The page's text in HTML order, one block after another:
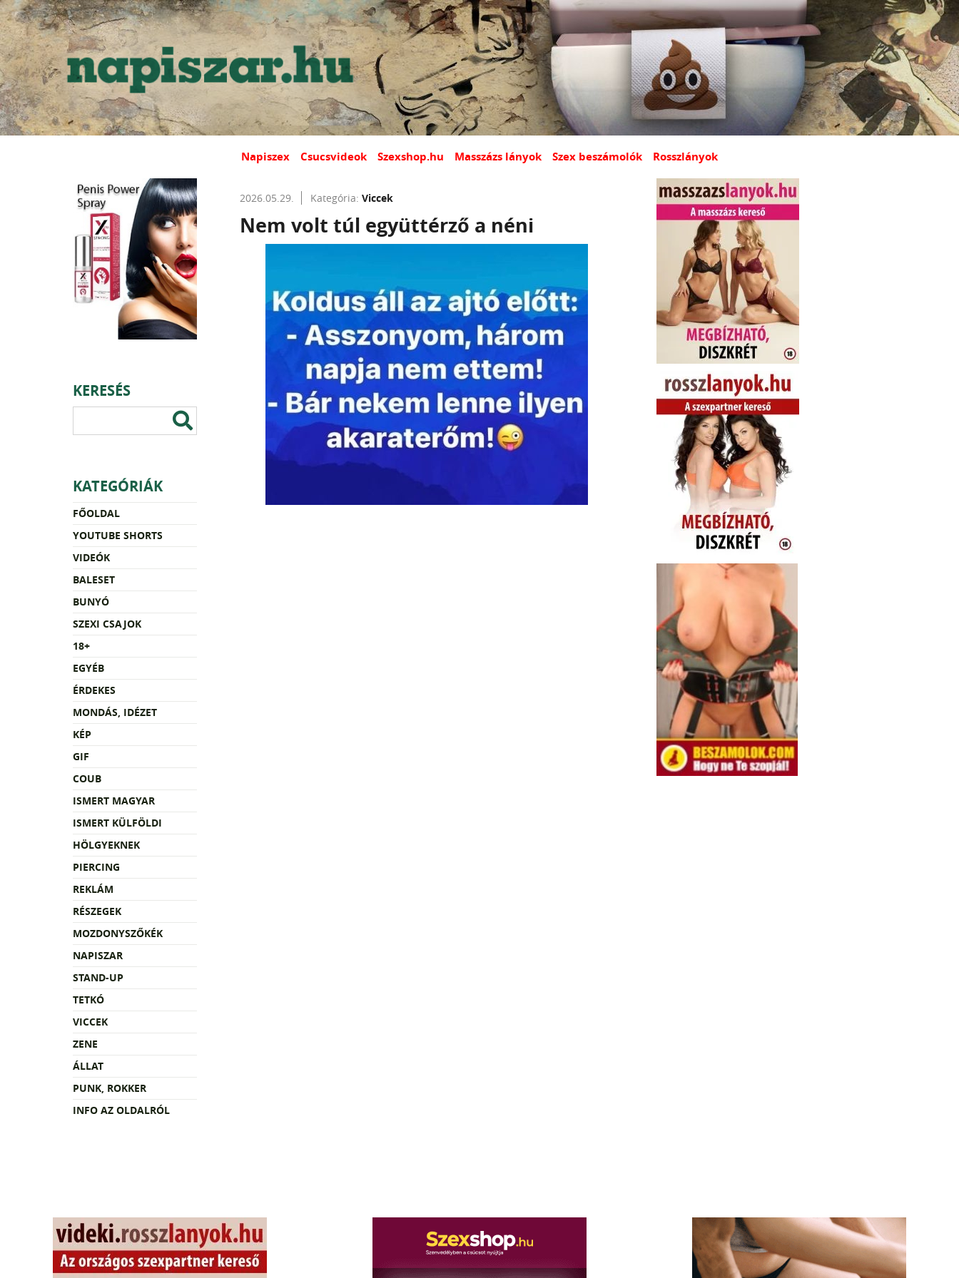
Napiszex Csucsvideok Szexshop.hu Masszázs lányok Szex beszámolók Rosszlányok
KERESÉS
KATEGÓRIÁK
FŐOLDAL
YOUTUBE SHORTS
VIDEÓK
BALESET
BUNYÓ
SZEXI CSAJOK
18+
EGYÉB
ÉRDEKES
MONDÁS, IDÉZET
KÉP
GIF
COUB
ISMERT MAGYAR
ISMERT KÜLFÖLDI
HÖLGYEKNEK
PIERCING
REKLÁM
RÉSZEGEK
MOZDONYSZŐKÉK
NAPISZAR
STAND-UP
TETKÓ
VICCEK
ZENE
ÁLLAT
PUNK, ROKKER
INFO AZ OLDALRÓL
2026.05.29. Kategória: Viccek
Nem volt túl együttérző a néni